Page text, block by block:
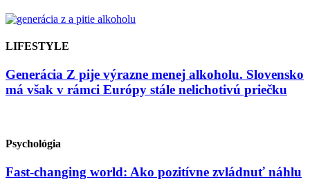
LIFESTYLE
Generácia Z pije výrazne menej alkoholu. Slovensko
má však v rámci Európy stále nelichotivú priečku
Psychológia
Fast-changing world: Ako pozitívne zvládnuť náhlu